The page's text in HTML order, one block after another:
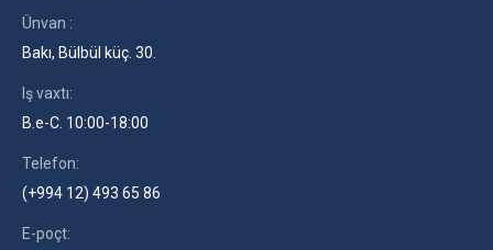
Ünvan :
Bakı, Bülbül küç. 30.
Iş vaxtı:
B.e-C. 10:00-18:00
Telefon:
(+994 12) 493 65 86
E-poçt: